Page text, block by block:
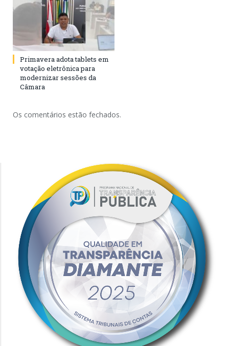
Primavera adota tablets em
votação eletrônica para
modernizar sessões da
Câmara
Os comentários estão fechados.